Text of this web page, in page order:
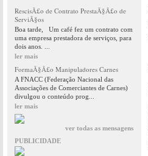
RescisÃ£o de Contrato PrestaÃ§Ã£o de
ServiÃ§os
Boa tarde, Um café fez um contrato com
uma empresa prestadora de serviços, para
dois anos. ...
ler mais
FormaÃ§Ã£o Manipuladores Carnes
A FNACC (Federação Nacional das
Associações de Comerciantes de Carnes)
divulgou o conteúdo prog...
ler mais
ver todas as mensagens
PUBLICIDADE